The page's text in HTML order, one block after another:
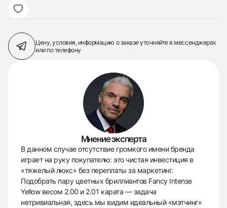
Цену, условия, информацию о заказеуточняйте в мессенджерах
или по телефону
Мнение эксперта
В данном случае отсутствие громкого имени бренда
играет на руку покупателю: это чистая инвестиция в
«тяжелый люкс» без переплаты за маркетинг.
Подобрать пару цветных бриллиантов Fancy Intense
Yellow весом 2.00 и 2.01 карата — задача
нетривиальная, здесь мы видим идеальный «мэтчинг»